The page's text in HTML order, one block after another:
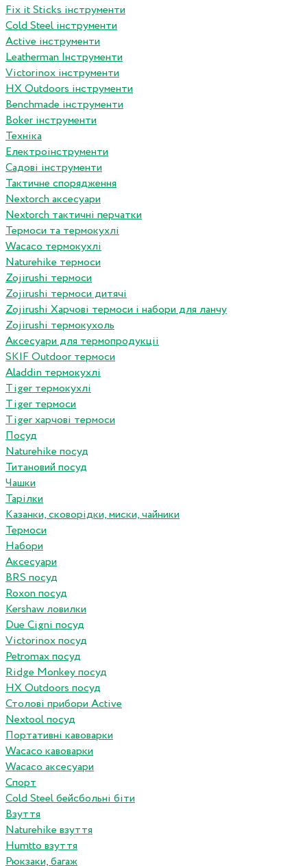
Fix it Sticks інструменти
Сold Steel інструменти
Active інструменти
Leatherman Інструменти
Victorinox інструменти
HX Outdoors інструменти
Benchmade інструменти
Boker інструменти
Техніка
Електроінструменти
Садові інструменти
Тактичне спорядження
Nextorch аксесуари
Nextorch тактичні перчатки
Термоси та термокухлі
Wacaco термокухлі
Naturehike термоси
Zojirushi термоси
Zojirushi термоси дитячі
Zojirushi Харчові термоси і набори для ланчу
Zojirushi термокухоль
Аксесуари для термопродукціі
SKIF Outdoor термоси
Aladdin термокухлі
Tiger термокухлі
Tiger термоси
Tiger харчові термоси
Посуд
Naturehike посуд
Титановий посуд
Чашки
Тарілки
Казанки, сковорідки, миски, чайники
Термоси
Набори
Аксесуари
BRS посуд
Roxon посуд
Kershaw ловилки
Due Cigni посуд
Victorinox посуд
Petromax посуд
Ridge Monkey посуд
HX Outdoors посуд
Столові прибори Active
Nextool посуд
Портативні кавоварки
Wacaco кавоварки
Wacaco аксесуари
Спорт
Cold Steel бейсбольні біти
Взуття
Naturehike взуття
Humtto взуття
Рюкзаки, багаж